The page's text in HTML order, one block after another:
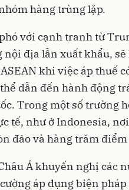
hàng trùng lặp.
với cạnh tranh từ
địa lẫn xuất khẩu, sẽ
khi việc áp thuế
dẫn đến hành động
Trong một số trường
tế, như ở Indonesia,
đảo và hàng trăm
Á khuyến nghị các
áp dụng biện